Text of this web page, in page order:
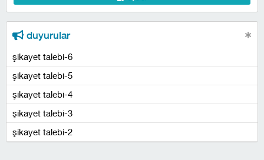
duyurular
şikayet talebi-6
şikayet talebi-5
şikayet talebi-4
şikayet talebi-3
şikayet talebi-2